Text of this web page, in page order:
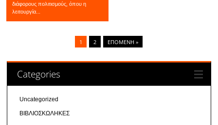
διάφορους πολιτισμούς, όπου η
λειτουργία...
1 2 ΕΠΌΜΕΝΗ »
Categories
Uncategorized
ΒΙΒΛΙΟΣΚΩΛΗΚΕΣ